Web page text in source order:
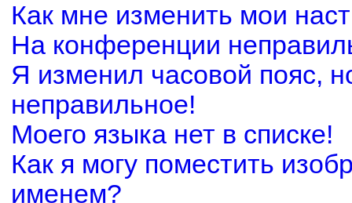
Как мне изменить мои
На конференции
Я изменил часовой пояс,
неправильное!
Моего языка нет в списке!
Как я могу поместить
именем?